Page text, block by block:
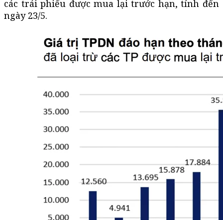
các trái phiếu được mua lại trước hạn, tính đến
ngày 23/5.